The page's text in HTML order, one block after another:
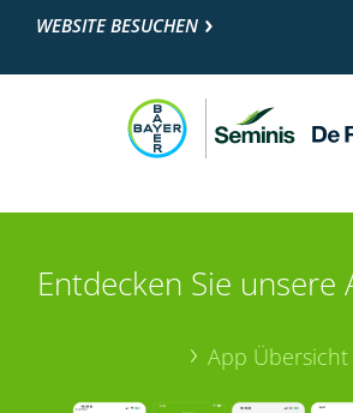
WEBSITE BESUCHEN
Entdecken Sie unsere
App Übersicht